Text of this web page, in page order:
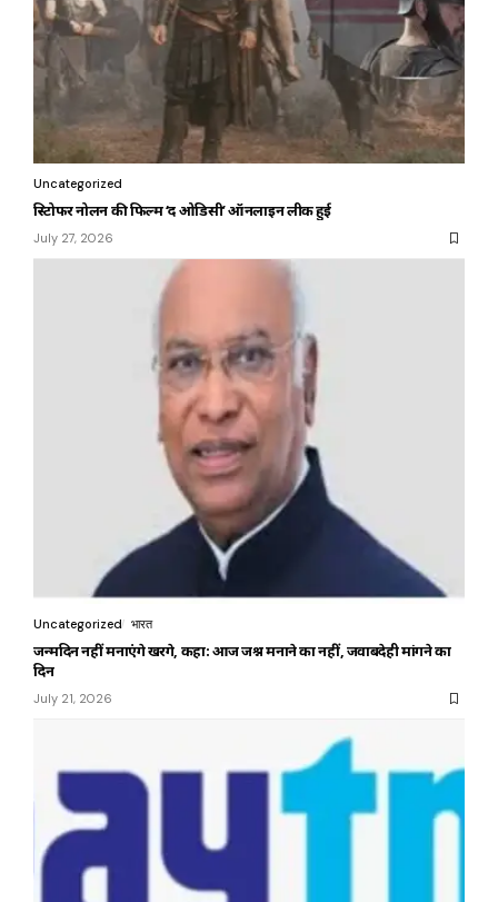
Uncategorized
क्रिस्टोफर नोलन की फिल्म ‘द ओडिसी’ ऑनलाइन लीक हुई
July 27, 2026
Uncategorized भारत
जन्मदिन नहीं मनाएंगे खरगे, कहा: आज जश्न मनाने का नहीं, जवाबदेही मांगने का
दिन
July 21, 2026